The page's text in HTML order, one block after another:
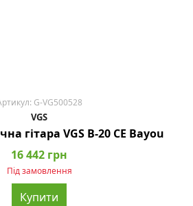
G-VG500528
VGS
гітара VGS B-20 CE Bayou
16 442 грн
Під замовлення
Купити